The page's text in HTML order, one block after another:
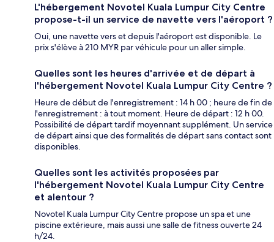
L'hébergement Novotel Kuala Lumpur City Centre
propose-t-il un service de navette vers l'aéroport ?
Oui, une navette vers et depuis l'aéroport est disponible. Le
prix s'élève à 210 MYR par véhicule pour un aller simple.
Quelles sont les heures d'arrivée et de départ à
l'hébergement Novotel Kuala Lumpur City Centre ?
Heure de début de l'enregistrement : 14 h 00 ; heure de fin de
l'enregistrement : à tout moment. Heure de départ : 12 h 00.
Possibilité de départ tardif moyennant supplément. Un service
de départ ainsi que des formalités de départ sans contact sont
disponibles.
Quelles sont les activités proposées par
l'hébergement Novotel Kuala Lumpur City Centre
et alentour ?
Novotel Kuala Lumpur City Centre propose un spa et une
piscine extérieure, mais aussi une salle de fitness ouverte 24
h/24.